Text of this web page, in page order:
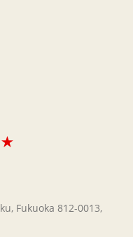
Fukuoka 812-0013,